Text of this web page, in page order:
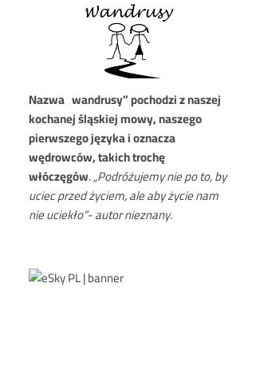
Nazwa„wandrusy” pochodzi z naszej
kochanej śląskiej mowy, naszego
pierwszego języka i oznacza
wędrowców, takich trochę
włóczęgów.„Podróżujemy nie po to, by
uciec przed życiem, ale aby życie nam
nie uciekło”- autor nieznany.